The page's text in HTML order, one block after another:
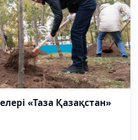
«Таза Қазақстан»